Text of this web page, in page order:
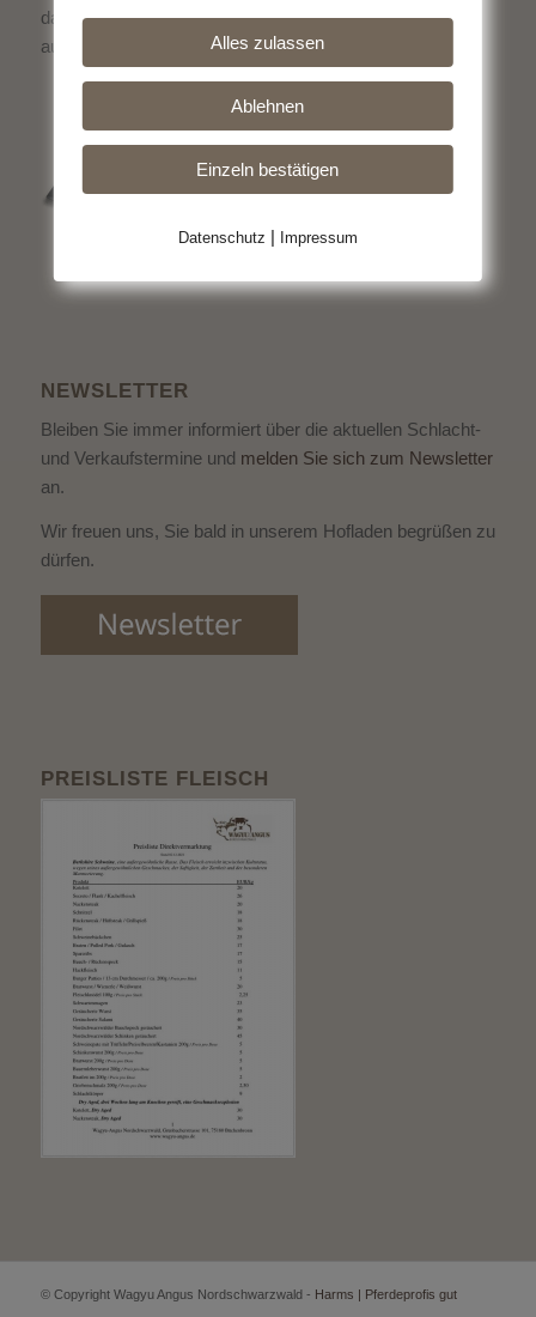
das geht. Entscheiden Sie sich für hochwertige Produkte
aus der Region.
NEWSLETTER
Bleiben Sie immer informiert über die aktuellen Schlacht-
und Verkaufstermine und melden Sie sich zum Newsletter
an.
Wir freuen uns, Sie bald in unserem Hofladen begrüßen zu
dürfen.
PREISLISTE FLEISCH
© Copyright Wagyu Angus Nordschwarzwald - Harms | Pferdeprofis gut
Alles zulassen
Ablehnen
Einzeln bestätigen
Datenschutz | Impressum